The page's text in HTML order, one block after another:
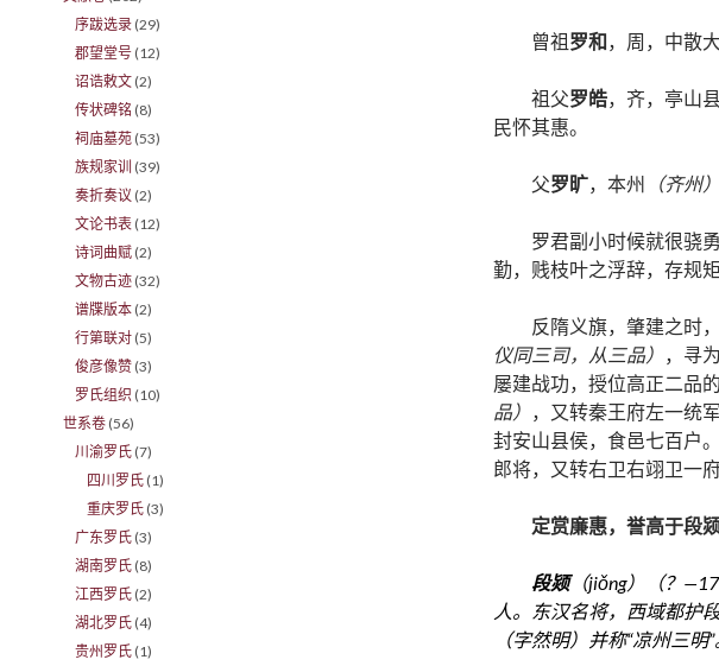
曾祖罗和，周，中散
祖父罗皓，齐，亭山
民怀其惠。
父罗旷，本州 （齐州）
罗君副小时候就很骁
勤，贱枝叶之浮辞，存规矩
反隋义旗，肇建之时
仪同三司，从三品） ，寻
屡建战功，授位高正二品
品） ，又转秦王府左一统
封安山县侯，食邑七百户
郎将，又转右卫右翊卫一府
定赏廉惠，誉高于段
段颎（jiǒng）（？
人。
东汉名将，西域都护
（字然明）并称“凉州三明”
序跋选录 (29)
郡望堂号 (12)
诏诰敕文 (2)
传状碑铭 (8)
祠庙墓苑 (53)
族规家训 (39)
奏折奏议 (2)
文论书表 (12)
诗词曲赋 (2)
文物古迹 (32)
谱牒版本 (2)
行第联对 (5)
俊彦像赞 (3)
罗氏组织 (10)
世系卷 (56)
川渝罗氏 (7)
四川罗氏 (1)
重庆罗氏 (3)
广东罗氏 (3)
湖南罗氏 (8)
江西罗氏 (2)
湖北罗氏 (4)
贵州罗氏 (1)